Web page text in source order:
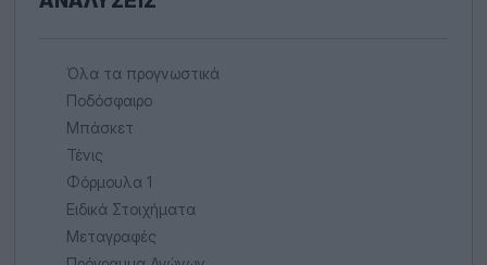
Όλα τα προγνωστικά
Ποδόσφαιρο
Μπάσκετ
Τένις
Φόρμουλα 1
Ειδικά Στοιχήματα
Μεταγραφές